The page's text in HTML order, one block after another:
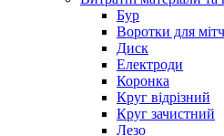
Бур
Воротки для
Диск
Електроди
Коронка
Круг відрізний
Круг зачистний
Лезо